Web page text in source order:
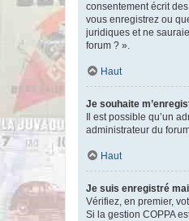
consentement écrit
vous enregistrez ou
juridiques et ne
forum ? ».
Haut
Je souhaite
Il est possible qu’un
administrateur du
Haut
Je suis enregistré
Vérifiez, en premier,
Si la gestion COPPA